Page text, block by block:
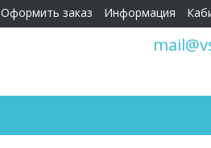
Информация
Оформить заказ